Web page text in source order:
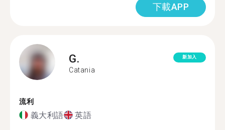
下載APP
G.
Catania
新加入
流利
義大利語 英語